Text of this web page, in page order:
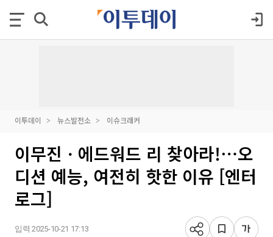
이투데이 뉴스발전소 이슈크래커
이무진ㆍ에드워드 리 찾아라!⋯오
디션 예능, 여전히 핫한 이유 [엔터
로그]
입력 2025-10-21 17:13